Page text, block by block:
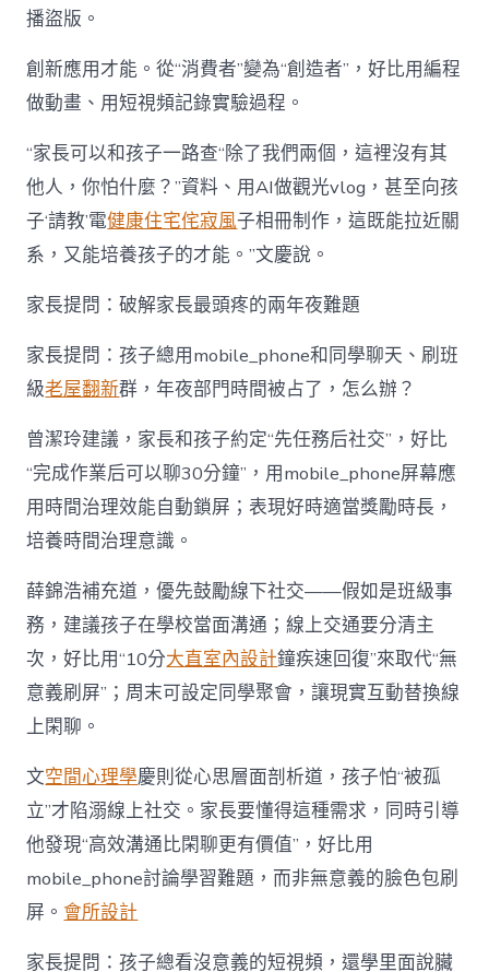
播盜版。
創新應用才能。從“消費者”變為“創造者”，好比用編程
做動畫、用短視頻記錄實驗過程。
“家長可以和孩子一路查“除了我們兩個，這裡沒有其
他人，你怕什麼？”資料、用AI做觀光vlog，甚至向孩
子‘請教’電健康住宅侘寂風子相冊制作，這既能拉近關
系，又能培養孩子的才能。”文慶說。
家長提問：破解家長最頭疼的兩年夜難題
家長提問：孩子總用mobile_phone和同學聊天、刷班
級老屋翻新群，年夜部門時間被占了，怎么辦？
曾潔玲建議，家長和孩子約定“先任務后社交”，好比
“完成作業后可以聊30分鐘”，用mobile_phone屏幕應
用時間治理效能自動鎖屏；表現好時適當獎勵時長，
培養時間治理意識。
薛錦浩補充道，優先鼓勵線下社交——假如是班級事
務，建議孩子在學校當面溝通；線上交通要分清主
次，好比用“10分大直室內設計鐘疾速回復”來取代“無
意義刷屏”；周末可設定同學聚會，讓現實互動替換線
上閑聊。
文空間心理學慶則從心思層面剖析道，孩子怕“被孤
立”才陷溺線上社交。家長要懂得這種需求，同時引導
他發現“高效溝通比閑聊更有價值”，好比用
mobile_phone討論學習難題，而非無意義的臉色包刷
屏。會所設計
家長提問：孩子總看沒意義的短視頻，還學里面說臟